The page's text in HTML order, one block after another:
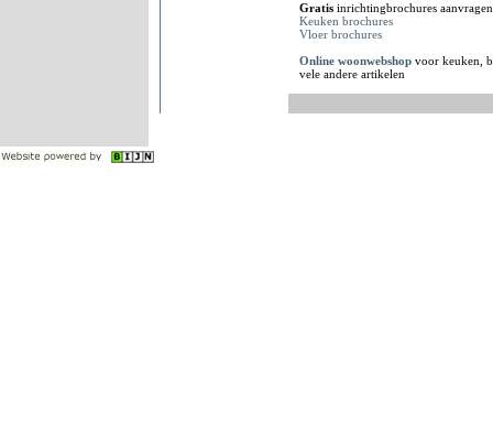
Gratis inrichtingbrochures
Keuken brochures
Vloer brochures
Online woonwebshop voor keuken,
vele andere artikelen